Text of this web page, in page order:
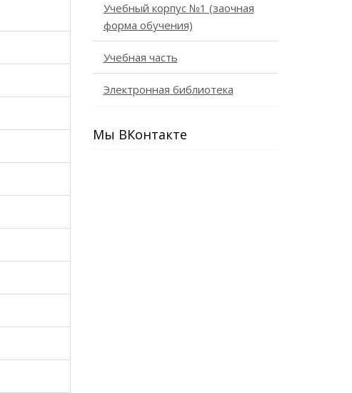
Учебный корпус №1 (заочная
форма обучения)
Учебная часть
Электронная библиотека
Мы ВКонтакте